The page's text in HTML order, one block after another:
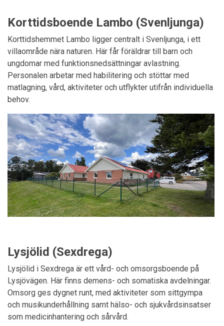
Korttidsboende Lambo (Svenljunga)
Korttidshemmet Lambo ligger centralt i Svenljunga, i ett
villaområde nära naturen. Här får föräldrar till barn och
ungdomar med funktionsnedsättningar avlastning.
Personalen arbetar med habilitering och stöttar med
matlagning, vård, aktiviteter och utflykter utifrån individuella
behov.
Lysjölid (Sexdrega)
Lysjölid i Sexdrega är ett vård- och omsorgsboende på
Lysjövägen. Här finns demens- och somatiska avdelningar.
Omsorg ges dygnet runt, med aktiviteter som sittgympa
och musikunderhållning samt hälso- och sjukvårdsinsatser
som medicinhantering och sårvård.